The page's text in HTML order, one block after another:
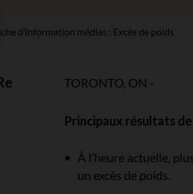
d’information médias : Excès de poids
TORONTO, ON -
Principaux résultats de
À l’heure actuelle,
un excès de poids.